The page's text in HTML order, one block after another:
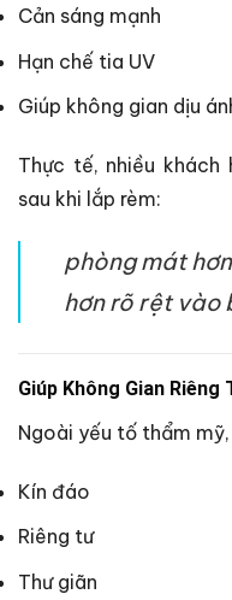
Cản sáng mạnh
Hạn chế tia UV
Giúp không gian dịu
Thực tế, nhiều
sau khi lắp rèm:
phòng mát
hơn rõ rệt vào
Giúp Không Gian Riêng
Ngoài yếu tố thẩm
Kín đáo
Riêng tư
Thư giãn